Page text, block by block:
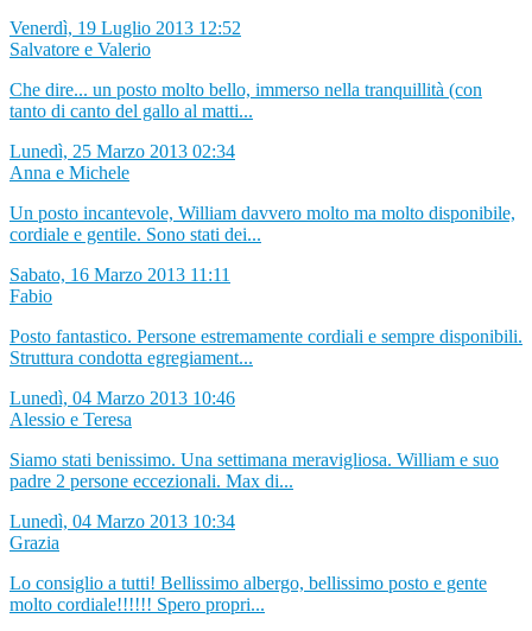
Venerdì, 19 Luglio 2013 12:52
Salvatore e Valerio
Che dire... un posto molto bello, immerso nella tranquillità (con
tanto di canto del gallo al matti...
Lunedì, 25 Marzo 2013 02:34
Anna e Michele
Un posto incantevole, William davvero molto ma molto disponibile,
cordiale e gentile. Sono stati dei...
Sabato, 16 Marzo 2013 11:11
Fabio
Posto fantastico. Persone estremamente cordiali e sempre disponibili.
Struttura condotta egregiament...
Lunedì, 04 Marzo 2013 10:46
Alessio e Teresa
Siamo stati benissimo. Una settimana meravigliosa. William e suo
padre 2 persone eccezionali. Max di...
Lunedì, 04 Marzo 2013 10:34
Grazia
Lo consiglio a tutti! Bellissimo albergo, bellissimo posto e gente
molto cordiale!!!!!! Spero propri...